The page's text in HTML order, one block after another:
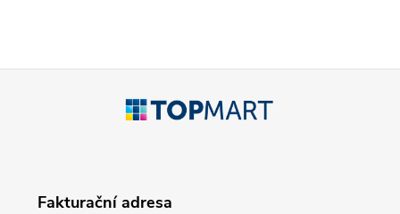
Fakturační adresa